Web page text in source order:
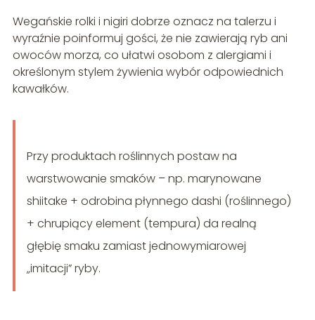
Wegańskie rolki i nigiri dobrze oznacz na talerzu i
wyraźnie poinformuj gości, że nie zawierają ryb ani
owoców morza, co ułatwi osobom z alergiami i
określonym stylem żywienia wybór odpowiednich
kawałków.
Przy produktach roślinnych postaw na
warstwowanie smaków – np. marynowane
shiitake + odrobina płynnego dashi (roślinnego)
+ chrupiący element (tempura) da realną
głębię smaku zamiast jednowymiarowej
„imitacji” ryby.